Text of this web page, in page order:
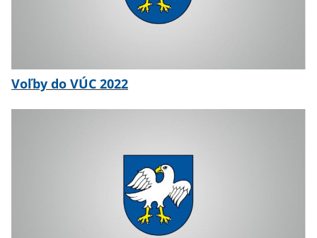
Voľby do VÚC 2022